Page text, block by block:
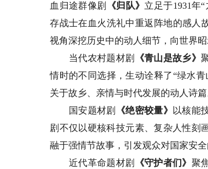
血归途群像剧
《归队》 立足于1931年
存战士在血火洗礼中重返阵地的感人
视角深挖历史中的动人细节，向世界
当代农村题材剧
《青山是故乡》
情时的不同选择，生动诠释了“绿水
关于故乡、亲情与时代发展的动人诗篇
国安题材剧
《绝密较量》 以核能
剧不仅以硬核科技元素、复杂人性刻
融于强情节故事，引发观众对国家安全
近代革命题材剧
《守护者们》 聚